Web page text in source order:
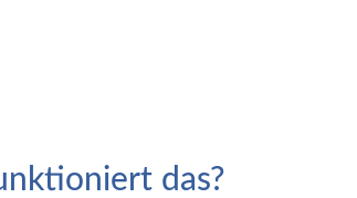
das?